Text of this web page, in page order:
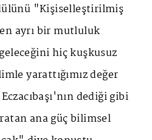
"Kişiselleştirilmiş
ayrı bir mutluluk
hiç kuşkusuz
yarattığımız değer
dediği gibi
ana güç bilimsel